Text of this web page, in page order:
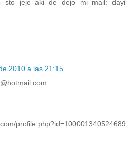
sto jeje aki de dejo mi mail: dayi-
2010 a las 21:15
profile.php?id=100001340524689